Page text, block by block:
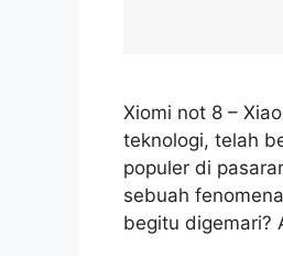
Xiomi not 8 –
teknologi, telah
populer di
sebuah
begitu digemari?